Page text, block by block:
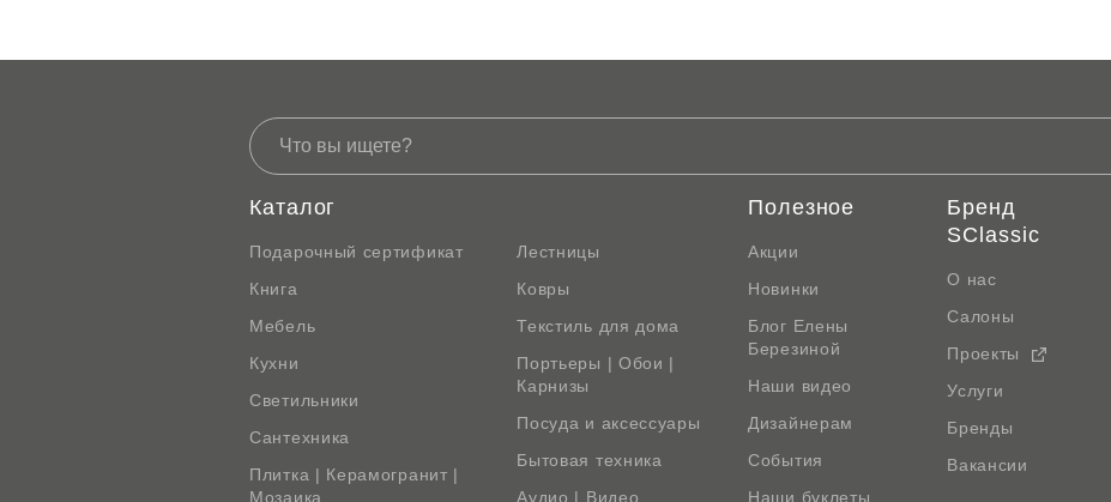
Каталог
Подарочный сертификат
Книга
Мебель
Кухни
Светильники
Сантехника
Плитка | Керамогранит |
Мозаика
Лестницы
Ковры
Текстиль для дома
Портьеры | Обои |
Карнизы
Посуда и аксессуары
Бытовая техника
Аудио | Видео
Полезное
Акции
Новинки
Блог Елены
Березиной
Наши видео
Дизайнерам
События
Наши буклеты
Бренд
SClassic
О нас
Салоны
Проекты
Услуги
Бренды
Вакансии